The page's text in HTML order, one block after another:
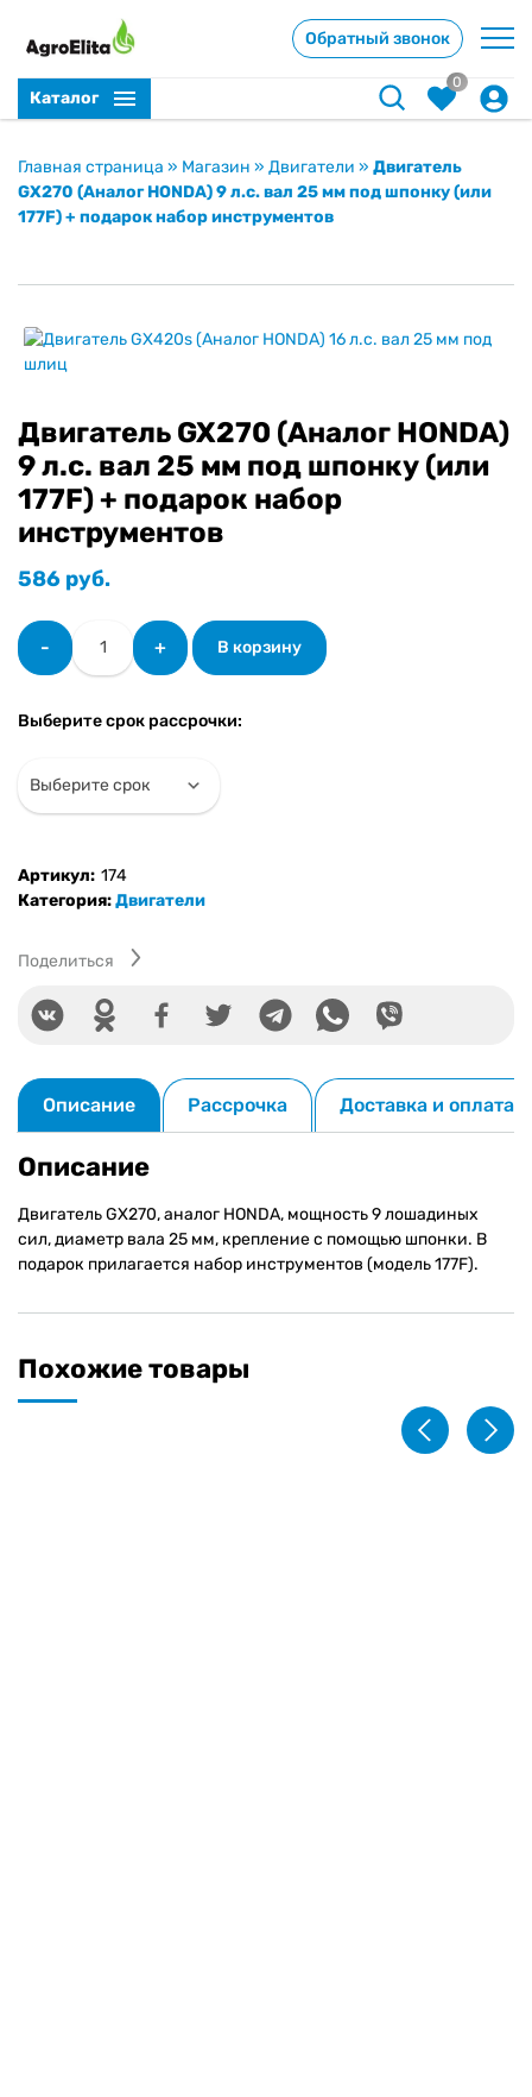
Обратный звонок
Каталог
0
Главная страница » Магазин » Двигатели » Двигатель
GX270 (Аналог HONDA) 9 л.с. вал 25 мм под шпонку (или
177F) + подарок набор инструментов
Двигатель GX270 (Аналог HONDA)
9 л.с. вал 25 мм под шпонку (или
177F) + подарок набор
инструментов
586 руб.
-
Количество
товара
Двигатель
(Аналог
л.с.
мм
под
(или
подарок
инструментов
+ В корзину
Выберите срок рассрочки:
Артикул: 174
Категория:Двигатели
Поделиться
Описание Рассрочка Доставка и оплата
Описание
Двигатель GX270, аналог HONDA, мощность 9 лошадиных
сил, диаметр вала 25 мм, крепление с помощью шпонки. В
подарок прилагается набор инструментов (модель 177F).
Похожие товары